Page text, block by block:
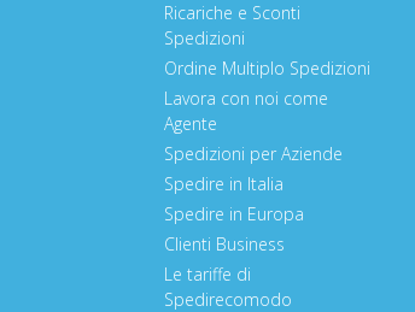
Ricariche e Sconti
Spedizioni
Ordine Multiplo Spedizioni
Lavora con noi come
Agente
Spedizioni per Aziende
Spedire in Italia
Spedire in Europa
Clienti Business
Le tariffe di
Spedirecomodo